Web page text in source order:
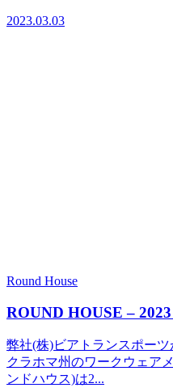
2023.03.03
Round House
ROUND HOUSE –
弊社(株)ビアトランスポー
クラホマ州のワークウェア
ンドハウス)は2...